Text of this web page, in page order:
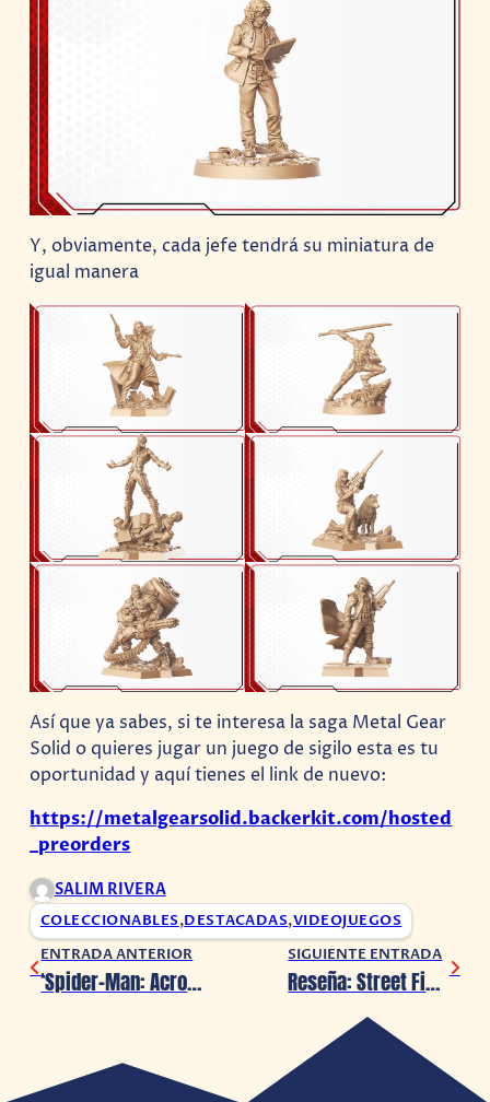
Y, obviamente, cada jefe tendrá su miniatura de
igual manera
Así que ya sabes, si te interesa la saga Metal Gear
Solid o quieres jugar un juego de sigilo esta es tu
oportunidad y aquí tienes el link de nuevo:
https://metalgearsolid.backerkit.com/hosted
_preorders
SALIM RIVERA
COLECCIONABLES,DESTACADAS,VIDEOJUEGOS
ENTRADA ANTERIOR
‘Spider-Man: Across the Spider-Verse’ tendrá un manga spin-off: Octopus Girl
SIGUIENTE ENTRADA
Reseña: Street Fighter 6, el rey sigue en pie